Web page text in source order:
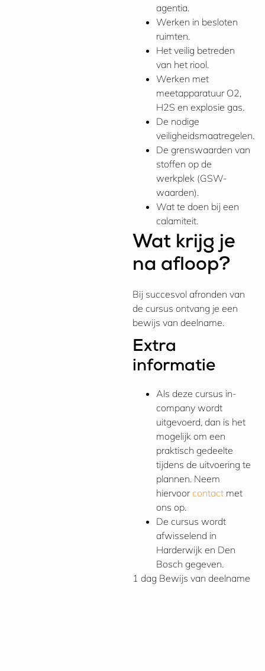
agentia.
Werken in besloten
ruimten.
Het veilig betreden
van het riool.
Werken met
meetapparatuur O2,
H2S en explosie gas.
De nodige
veiligheidsmaatregelen.
De grenswaarden van
stoffen op de
werkplek (GSW-
waarden).
Wat te doen bij een
calamiteit.
Wat krijg je
na afloop?
Bij succesvol afronden van
de cursus ontvang je een
bewijs van deelname.
Extra
informatie
Als deze cursus in-
company wordt
uitgevoerd, dan is het
mogelijk om een
praktisch gedeelte
tijdens de uitvoering te
plannen. Neem
hiervoorcontact met
ons op.
De cursus wordt
afwisselend in
Harderwijk en Den
Bosch gegeven.
1 dag Bewijs van deelname